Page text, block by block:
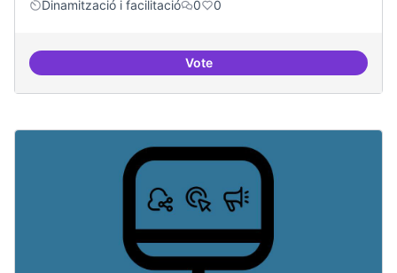
Dinamització i facilitació 0 0
VoteHabitar la plaça